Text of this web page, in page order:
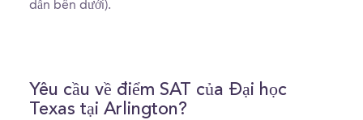
dẫn bên dưới).
Yêu cầu về điểm SAT của Đại học
Texas tại Arlington?